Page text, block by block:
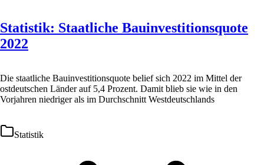
Statistik: Staatliche Bauinvestitionsquote
2022
Die staatliche Bauinvestitionsquote belief sich 2022 im Mittel der
ostdeutschen Länder auf 5,4 Prozent. Damit blieb sie wie in den
Vorjahren niedriger als im Durchschnitt Westdeutschlands
Statistik